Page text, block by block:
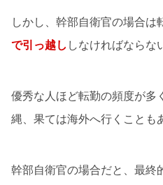
しかし、幹部自衛官の場合は
で引っ越し しなければならな
優秀な人ほど転勤の頻度が多
縄、果ては海外へ行くことも
幹部自衛官の場合だと、最終